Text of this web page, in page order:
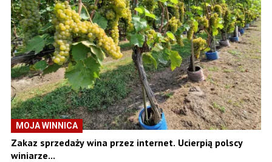
MOJA WINNICA
Zakaz sprzedaży wina przez internet. Ucierpią polscy
winiarze...